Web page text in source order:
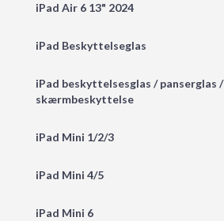
iPad Air 6 13" 2024
iPad Beskyttelseglas
iPad beskyttelsesglas / panserglas /
skærmbeskyttelse
iPad Mini 1/2/3
iPad Mini 4/5
iPad Mini 6